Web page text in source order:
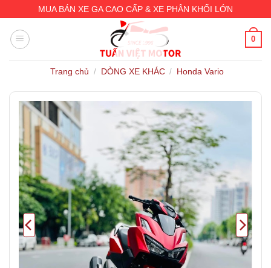
content
MUA BÁN XE GA CAO CẤP & XE PHÂN KHỐI LỚN
0
Trang chủ / DÒNG XE KHÁC / Honda Vario